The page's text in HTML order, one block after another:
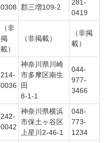
0308 郡三増109-2
281-
0419
（非
掲
載）
（非掲載）
（非掲
載）
214-
0036
神奈川県川崎
市多摩区南生
田
8-1-1
044-
977-
3466
242-
0042
神奈川県横浜
市保土ヶ谷区
上星川2-46-1
048-
773-
1234